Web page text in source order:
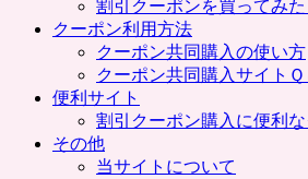
割引クーポンを買ってみた
クーポン利用方法
クーポン共同購入の使い方
クーポン共同購入サイトＱ
便利サイト
割引クーポン購入に便利
その他
当サイトについて